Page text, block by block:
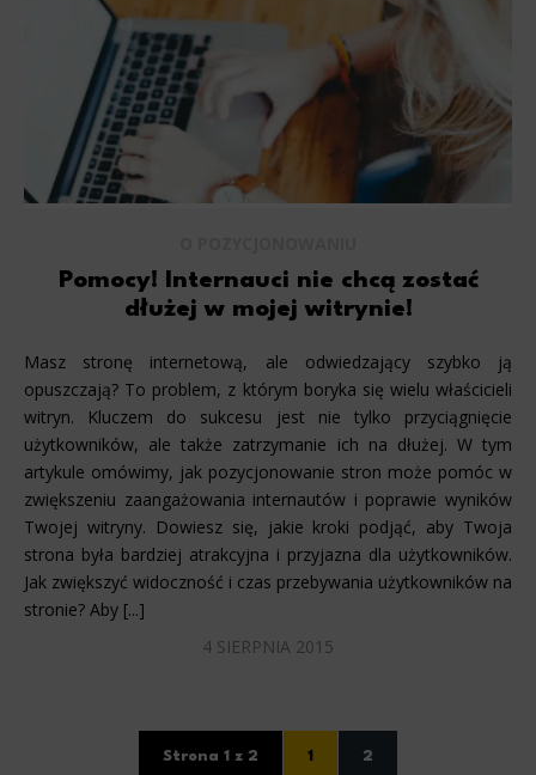
Functionality
This is data used to personalize your use of our website and to remember choices you make while using our
remember your language preferences or to remember your login information, making it easier for you to use the site.
Analytics
Scripts and data used to collect information to analyze site traffic and how users use the site, how they came
statistics about users. Analytical cookies and similar technologies allow us to measure the effectiveness of
retargeting content deemed most appropriate.
Pomocy! Internauci nie chcą zostać
dłużej w mojej witrynie!
Masz stronę internetową, ale odwiedzający szybko ją
opuszczają? To problem, z którym boryka się wielu właścicieli
witryn. Kluczem do sukcesu jest nie tylko przyciągnięcie
użytkowników, ale także zatrzymanie ich na dłużej. W tym
artykule omówimy, jak pozycjonowanie stron może pomóc w
zwiększeniu zaangażowania internautów i poprawie wyników
Twojej witryny. Dowiesz się, jakie kroki podjąć, aby Twoja
strona była bardziej atrakcyjna i przyjazna dla użytkowników.
Jak zwiększyć widoczność i czas przebywania użytkowników na
stronie? Aby [...]
4 SIERPNIA 2015
Strona 1 z 2 1 2